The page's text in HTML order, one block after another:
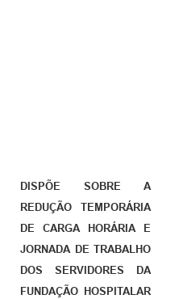
DISPÕE SOBRE A
REDUÇÃO TEMPORÁRIA
DE CARGA HORÁRIA E
JORNADA DE TRABALHO
DOS SERVIDORES DA
FUNDAÇÃO HOSPITALAR